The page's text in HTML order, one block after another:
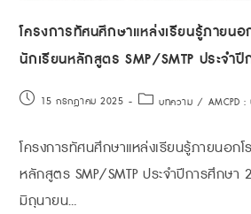
โครงการทัศนศึกษาแหล่งเรียนรู้ภายนอ
นักเรียนหลักสูตร SMP/SMTP ประจำ
15 กรกฎาคม 2025 บทความ / AMCPD
โครงการทัศนศึกษาแหล่งเรียนรู้ภายนอก
หลักสูตร SMP/SMTP ประจำปีการศึกษ
มิถุนายน…